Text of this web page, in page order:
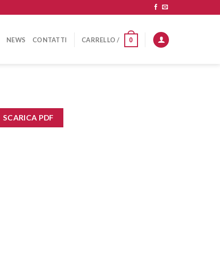
NEWS CONTATTI CARRELLO / 0
SCARICA PDF